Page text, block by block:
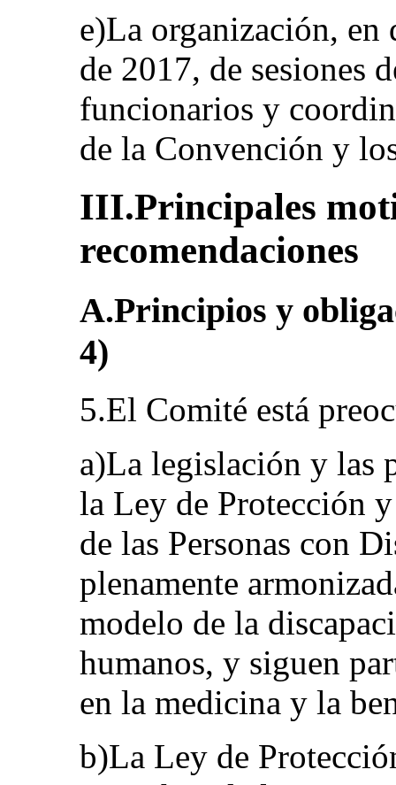
e)La organización,
de 2017, de sesiones
funcionarios y
de la Convención y
III.Principales
recomendaciones
A.Principios y
4)
5.El Comité está
a)La legislación y las
la Ley de Protección
de las Personas con
plenamente
modelo de la
humanos, y siguen
en la medicina y la
b)La Ley de